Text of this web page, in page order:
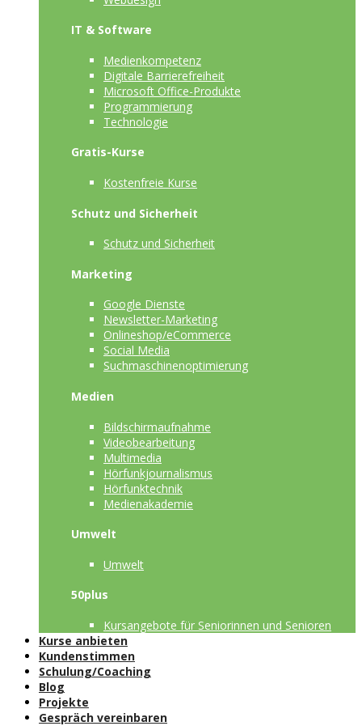
IT & Software
Medienkompetenz
Digitale Barrierefreiheit
Microsoft Office-Produkte
Programmierung
Technologie
Gratis-Kurse
Kostenfreie Kurse
Schutz und Sicherheit
Schutz und Sicherheit
Marketing
Google Dienste
Newsletter-Marketing
Onlineshop/eCommerce
Social Media
Suchmaschinenoptimierung
Medien
Bildschirmaufnahme
Videobearbeitung
Multimedia
Hörfunkjournalismus
Hörfunktechnik
Medienakademie
Umwelt
Umwelt
50plus
Kursangebote für Seniorinnen und Senioren
Kurse anbieten
Kundenstimmen
Schulung/Coaching
Blog
Projekte
Gespräch vereinbaren